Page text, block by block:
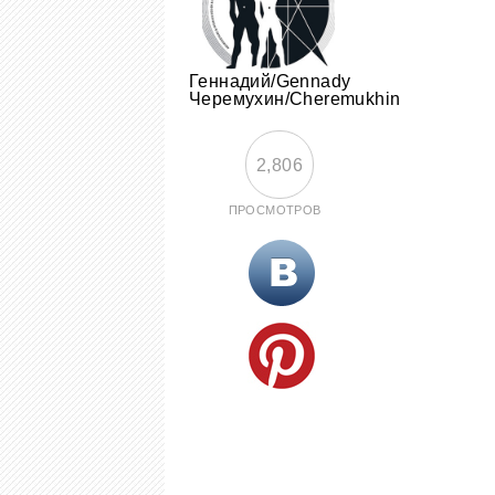
Геннадий/Gennady
Черемухин/Cheremukhin
2,806
ПРОСМОТРОВ